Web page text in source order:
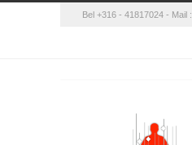
Bel +316 - 41817024 - Mail :